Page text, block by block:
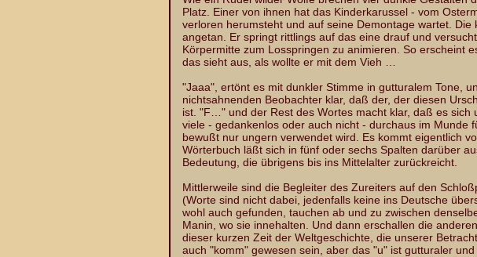
Platz. Einer von ihnen hat das Kinderkarussel - vom
verloren herumsteht und auf seine Demontage wartet.
angetan. Er springt rittlings auf das eine drauf und
Körpermitte zum Losspringen zu animieren. So erscheint
das sieht aus, als wollte er mit dem Vieh …
"Jaaa", ertönt es mit dunkler Stimme in gutturalem Tone,
nichtsahnenden Beobachter klar, daß der, der diesen
ist. "F…" und der Rest des Wortes macht klar, daß es sich
viele - gedankenlos oder auch nicht - durchaus im Munde
bewußt nur ungern verwendet wird. Es kommt eigentlich
Wörterbuch läßt sich in fünf oder sechs Spalten darüber
Bedeutung, die übrigens bis ins Mittelalter zurückreicht.
Mittlerweile sind die Begleiter des Zureiters auf den
(Worte sind nicht dabei, jedenfalls keine ins Deutsche
wohl auch gefunden, tauchen ab und zu zwischen
Manin, wo sie innehalten. Und dann erschallen die
dieser kurzen Zeit der Weltgeschichte, die unserer
auch "komm" gewesen sein, aber das "u" ist gutturaler und